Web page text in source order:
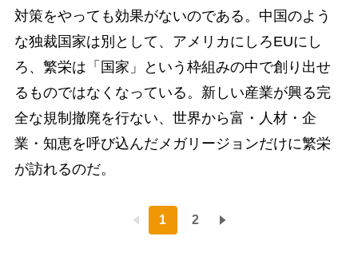
対策をやっても効果がないのである。中国のよう
な独裁国家は別として、アメリカにしろEUにし
ろ、繁栄は「国家」という枠組みの中で創り出せ
るものではなくなっている。新しい産業が興る完
全な規制撤廃を行ない、世界から富・人材・企
業・知恵を呼び込んだメガリージョンだけに繁栄
が訪れるのだ。
1 2